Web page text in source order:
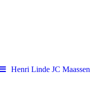
Henri Linde JC Maassen